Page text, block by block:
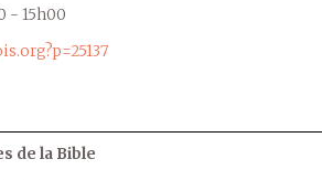
- 15h00
de la Bible